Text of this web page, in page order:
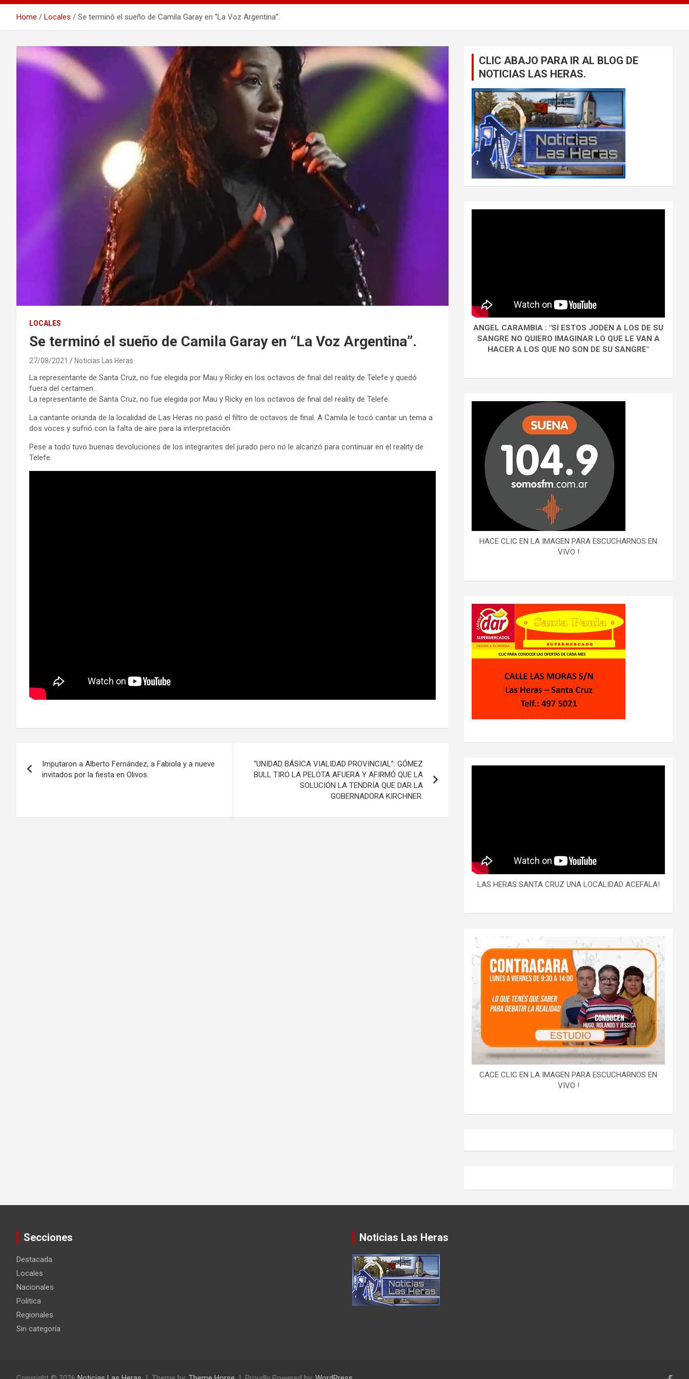
Home Locales Se terminó el sueño de Camila Garay en “La Voz Argentina”.
LOCALES
Se terminó el sueño de Camila Garay en “La Voz Argentina”.
27/08/2021 Noticias Las Heras
La representante de Santa Cruz, no fue elegida por Mau y Ricky en los octavos de final del reality de Telefe y quedó
fuera del certamen..
La representante de Santa Cruz, no fue elegida por Mau y Ricky en los octavos de final del reality de Telefe.
La cantante oriunda de la localidad de Las Heras no pasó el filtro de octavos de final. A Camila le tocó cantar un tema a
dos voces y sufrió con la falta de aire para la interpretación.
Pese a todo tuvo buenas devoluciones de los integrantes del jurado pero no le alcanzó para continuar en el reality de
Telefe.
de
Imputaron a Alberto Fernández, a Fabiola y a nueve
invitados por la fiesta en Olivos.
“UNIDAD BÁSICA VIALIDAD PROVINCIAL”: GÓMEZ
BULL TIRO LA PELOTA AFUERA Y AFIRMÓ QUE LA
SOLUCIÓN LA TENDRÍA QUE DAR LA
GOBERNADORA KIRCHNER.
CLIC ABAJO PARA IR AL BLOG DE
NOTICIAS LAS HERAS.
ANGEL CARAMBIA : "SI ESTOS JODEN A LOS DE SU
SANGRE NO QUIERO IMAGINAR LO QUE LE VAN A
HACER A LOS QUE NO SON DE SU SANGRE"
HACE CLIC EN LA IMAGEN PARA ESCUCHARNOS EN
VIVO !
LAS HERAS SANTA CRUZ UNA LOCALIDAD ACEFALA!
CACE CLIC EN LA IMAGEN PARA ESCUCHARNOS EN
VIVO !
Secciones
Destacada
Locales
Nacionales
Politica
Regionales
Sin categoría
Noticias Las Heras